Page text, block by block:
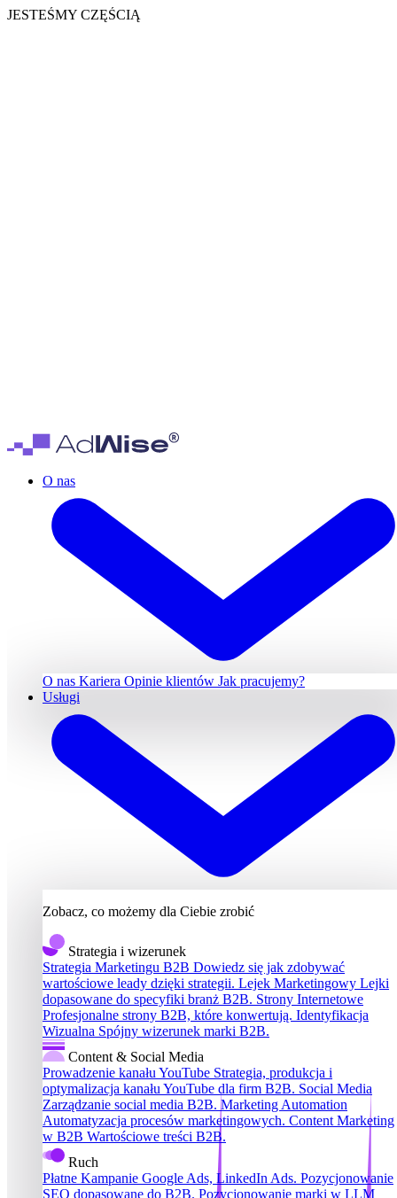
JESTEŚMY CZĘŚCIĄ
O nas
O nas Kariera Opinie klientów Jak pracujemy?
Usługi
Zobacz, co możemy dla Ciebie zrobić
Strategia i wizerunek
Strategia Marketingu B2B Dowiedz się jak zdobywać
wartościowe leady dzięki strategii. Lejek Marketingowy Lejki
dopasowane do specyfiki branż B2B. Strony Internetowe
Profesjonalne strony B2B, które konwertują. Identyfikacja
Wizualna Spójny wizerunek marki B2B.
Content & Social Media
Prowadzenie kanału YouTube Strategia, produkcja i
optymalizacja kanału YouTube dla firm B2B. Social Media
Zarządzanie social media B2B.Marketing Automation
Automatyzacja procesów marketingowych. Content Marketing
w B2B Wartościowe treści B2B.
Ruch
Płatne Kampanie Google Ads, LinkedIn Ads. Pozycjonowanie
SEO dopasowane do B2B. Pozycjonowanie marki w LLM